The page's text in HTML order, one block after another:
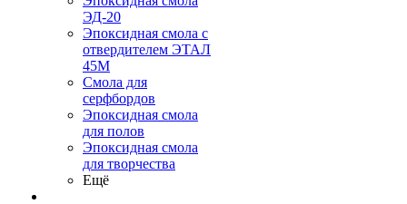
ЭД-20
Эпоксидная смола с
отвердителем ЭТАЛ
45М
Смола для
серфбордов
Эпоксидная смола
для полов
Эпоксидная смола
для творчества
Ещё